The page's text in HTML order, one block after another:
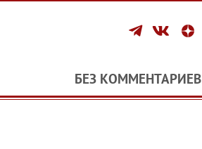
БЕЗ КОММЕНТАРИЕВ